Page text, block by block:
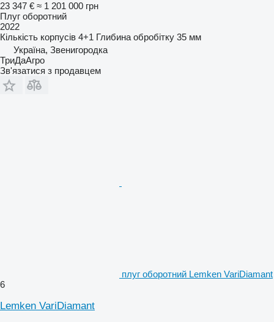
23 347 € ≈ 1 201 000 грн
Плуг оборотний
2022
Кількість корпусів 4+1 Глибина обробітку 35 мм
Україна, Звенигородка
ТриДаАгро
Зв'язатися з продавцем
плуг оборотний Lemken VariDiamant
6
Lemken VariDiamant